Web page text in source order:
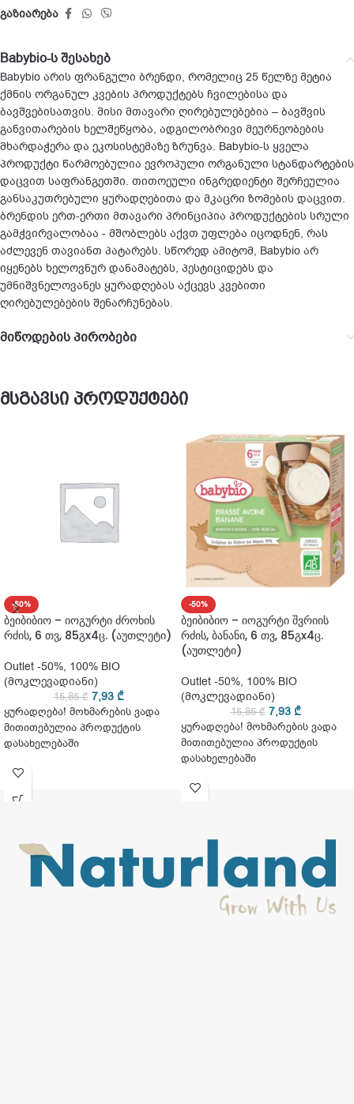
გაზიარება
Babybio-ს შესახებ
Babybio არის ფრანგული ბრენდი, რომელიც 25 წელზე მეტია
ქმნის ორგანულ კვების პროდუქტებს ჩვილებისა და
ბავშვებისათვის. მისი მთავარი ღირებულებებია – ბავშვის
განვითარების ხელშეწყობა, ადგილობრივი მეურნეობების
მხარდაჭერა და ეკოსისტემაზე ზრუნვა. Babybio-ს ყველა
პროდუქტი წარმოებულია ევროპული ორგანული სტანდარტების
დაცვით საფრანგეთში. თითოეული ინგრედიენტი შერჩეულია
განსაკუთრებული ყურადღებითა და მკაცრი ზომების დაცვით.
ბრენდის ერთ-ერთი მთავარი პრინციპია პროდუქტების სრული
გამჭვირვალობაა - მშობლებს აქვთ უფლება იცოდნენ, რას
აძლევენ თავიანთ პატარებს. სწორედ ამიტომ, Babybio არ
იყენებს ხელოვნურ დანამატებს, პესტიციდებს და
უმნიშვნელოვანეს ყურადღებას აქცევს კვებითი
ღირებულებების შენარჩუნებას.
მიწოდების პირობები
მსგავსი პროდუქტები
-50%
ბეიბიბიო – იოგურტი ძროხის
რძის, 6 თვ, 85გx4ც. (აუთლეტი)
Outlet -50%, 100% BIO
(მოკლევადიანი)
15,85₾ 7,93 ₾
ყურადღება! მოხმარების ვადა
მითითებულია პროდუქტის
დასახელებაში
-50%
ბეიბიბიო – იოგურტი შვრიის
რძის, ბანანი, 6 თვ, 85გx4ც.
(აუთლეტი)
Outlet -50%, 100% BIO
(მოკლევადიანი)
15,85₾ 7,93 ₾
ყურადღება! მოხმარების ვადა
მითითებულია პროდუქტის
დასახელებაში